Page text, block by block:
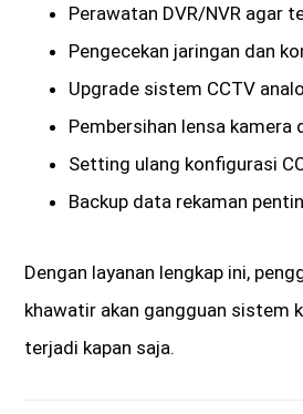
Perawatan DVR/NVR agar
Pengecekan jaringan dan
Upgrade sistem CCTV
Pembersihan lensa kamera
Setting ulang konfigurasi
Backup data rekaman
Dengan layanan lengkap ini,
khawatir akan gangguan sistem
terjadi kapan saja.